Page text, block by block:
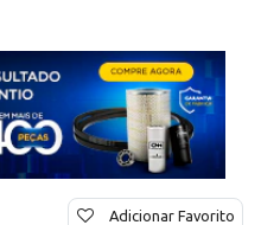
Adicionar Favorito